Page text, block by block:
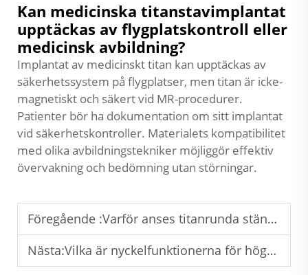
Kan medicinska titanstavimplantat
upptäckas av flygplatskontroll eller
medicinsk avbildning?
Implantat av medicinskt titan kan upptäckas av
säkerhetssystem på flygplatser, men titan är icke-
magnetiskt och säkert vid MR-procedurer.
Patienter bör ha dokumentation om sitt implantat
vid säkerhetskontroller. Materialets kompatibilitet
med olika avbildningstekniker möjliggör effektiv
övervakning och bedömning utan störningar.
Föregående :Varför anses titanrunda stänger vara en kostnadseffektiv lösning?
Nästa:Vilka är nyckelfunktionerna för högkvalitativa medicinska titanstavar?